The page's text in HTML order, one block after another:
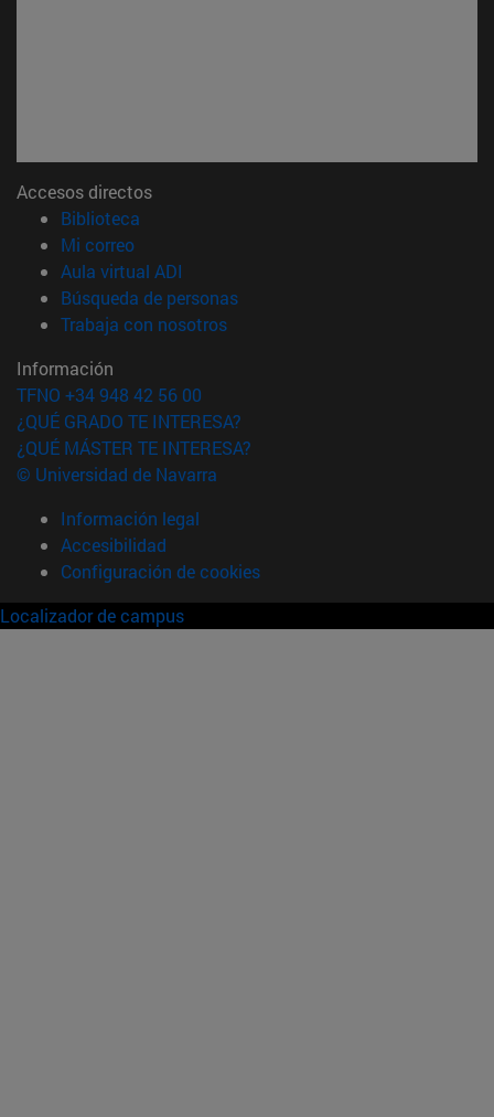
Accesos directos
Biblioteca
Mi correo(abre en nueva ventana)
Aula virtual ADI
Búsqueda de personas(abre en nueva ventana)
Trabaja con nosotros(abre en nueva ventana)
Información
TFNO +34 948 42 56 00
¿QUÉ GRADO TE INTERESA?
¿QUÉ MÁSTER TE INTERESA?
© Universidad de Navarra
Información legal
Accesibilidad
Configuración de cookies
Localizador de campus